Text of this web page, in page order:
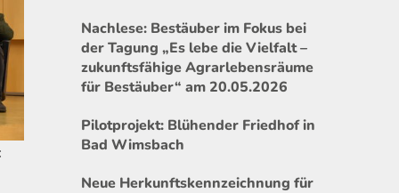
Nachlese: Bestäuber im Fokus bei
der Tagung „Es lebe die Vielfalt –
zukunftsfähige Agrarlebensräume
für Bestäuber“ am 20.05.2026
Pilotprojekt: Blühender Friedhof in
Bad Wimsbach
Neue Herkunftskennzeichnung für